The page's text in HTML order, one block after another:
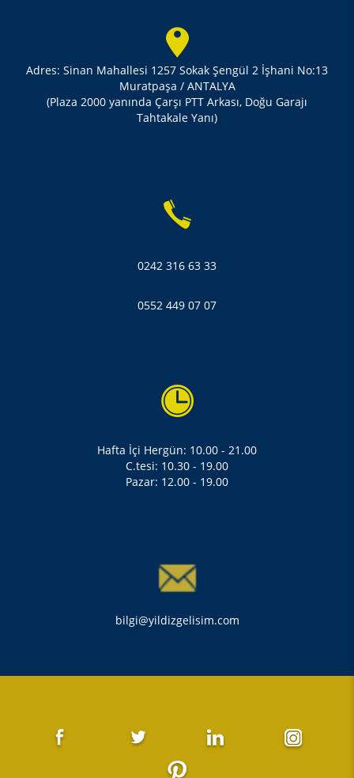
Adres: Sinan Mahallesi 1257 Sokak Şengül 2 İşhani No:13
Muratpaşa / ANTALYA
(Plaza 2000 yanında Çarşı PTT Arkası, Doğu Garajı
Tahtakale Yanı)
0242 316 63 33
0552 449 07 07
Hafta İçi Hergün: 10.00 - 21.00
C.tesi: 10.30 - 19.00
Pazar: 12.00 - 19.00
bilgi@yildizgelisim.com